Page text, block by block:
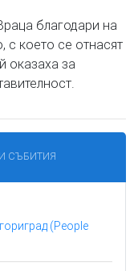
благодари на
с което се отнасят
оказаха за
СЪБИТИЯ
(People